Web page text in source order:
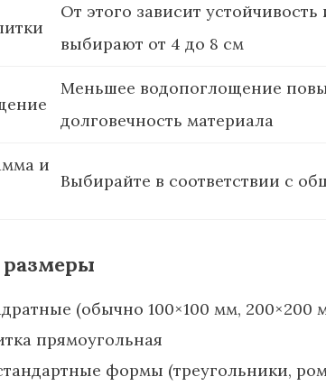
От этого зависит
выбирают от 4 до 8 см
Меньшее водопоглощение
долговечность материала
и
Выбирайте в соответствии с
(обычно 100×100 мм, 200×200
прямоугольная
формы (треугольники,